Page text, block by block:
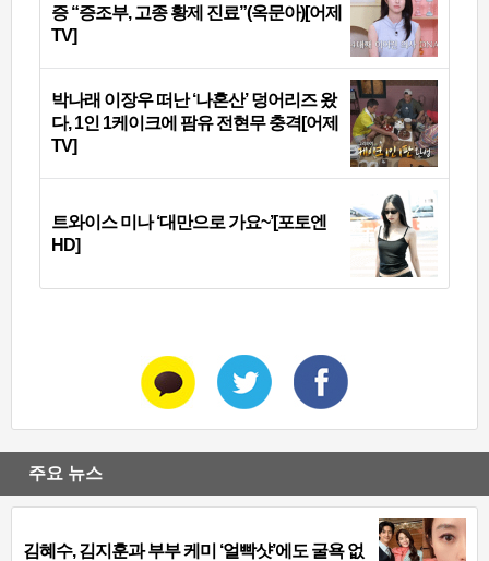
증 “증조부, 고종 황제 진료”(옥문아)[어제
TV]
박나래 이장우 떠난 ‘나혼산’ 덩어리즈 왔
다, 1인 1케이크에 팜유 전현무 충격[어제
TV]
트와이스 미나 ‘대만으로 가요~’[포토엔
HD]
주요 뉴스
김혜수, 김지훈과 부부 케미 ‘얼빡샷’에도 굴욕 없